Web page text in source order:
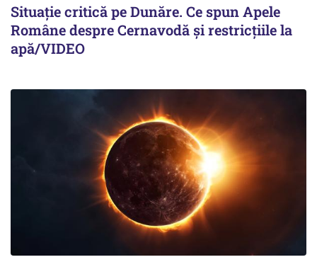
Situație critică pe Dunăre. Ce spun Apele
Române despre Cernavodă și restricțiile la
apă/VIDEO